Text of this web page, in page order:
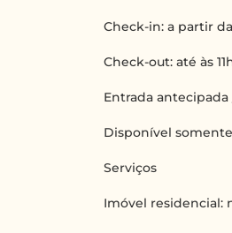
Check-in: a partir
Check-out: até às
Entrada
Disponível
Serviços
Imóvel residencial: